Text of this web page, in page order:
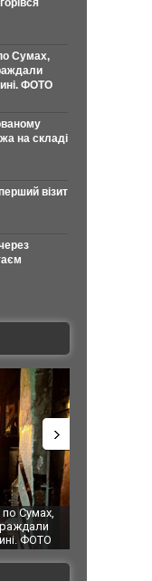
Сумах,
ФОТО
на складі
візит
кордону з Україною: в
дронів загорівся
ВІДЕО